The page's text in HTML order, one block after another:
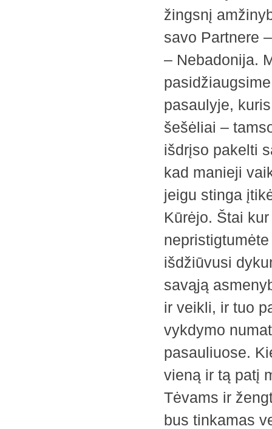
žingsnį
savo Partnere
– Nebadonija.
pasaulyje,
šešėliai –
išdrįso pakelti
kad manieji
jeigu stinga
Kūrėjo. Štai
išdžiūvusi
savąją
ir veikli, ir tuo
vykdymo
pasauliuose.
vieną ir tą patį
Tėvams ir
bus tinkamas